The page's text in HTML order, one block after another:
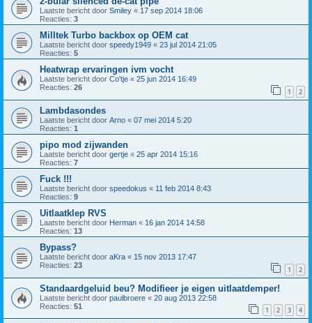
Laatste bericht door Smiley « 17 sep 2014 18:06
Reacties: 3
Milltek Turbo backbox op OEM cat
Laatste bericht door speedy1949 « 23 jul 2014 21:05
Reacties: 5
Heatwrap ervaringen ivm vocht
Laatste bericht door Co'tje « 25 jun 2014 16:49
Reacties: 26 1 2
Lambdasondes
Laatste bericht door Arno « 07 mei 2014 5:20
Reacties: 1
pipo mod zijwanden
Laatste bericht door gertje « 25 apr 2014 15:16
Reacties: 7
Fuck !!!
Laatste bericht door speedokus « 11 feb 2014 8:43
Reacties: 9
Uitlaatklep RVS
Laatste bericht door Herman « 16 jan 2014 14:58
Reacties: 13
Bypass?
Laatste bericht door aKra « 15 nov 2013 17:47
Reacties: 23 1 2
Standaardgeluid beu? Modifieer je eigen uitlaatdemper!
Laatste bericht door paulbroere « 20 aug 2013 22:58
Reacties: 51 1 2 3 4